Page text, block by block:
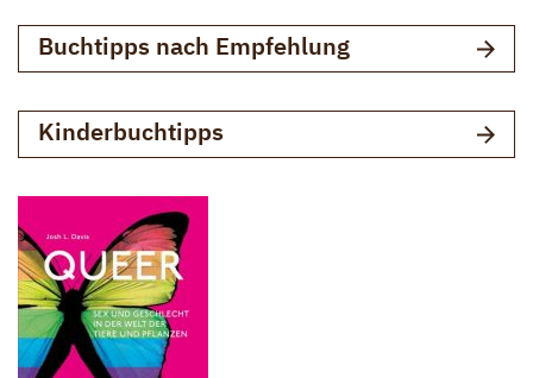
Buchtipps nach Empfehlung
Kinderbuchtipps